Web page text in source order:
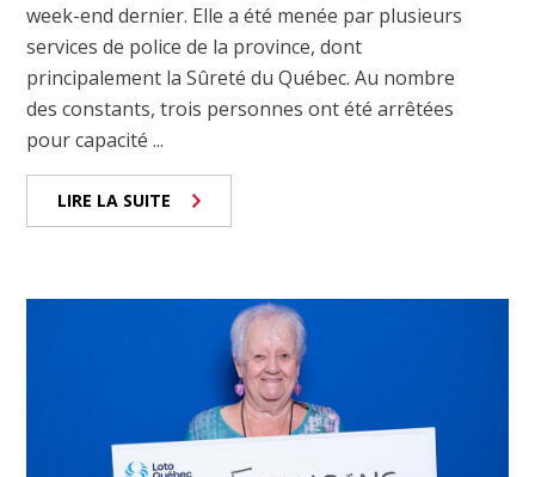
week-end dernier. Elle a été menée par plusieurs
services de police de la province, dont
principalement la Sûreté du Québec. Au nombre
des constants, trois personnes ont été arrêtées
pour capacité ...
LIRE LA SUITE